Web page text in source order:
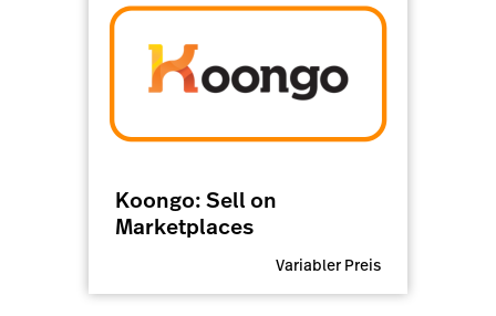
Koongo: Sell on
Marketplaces
Variabler Preis